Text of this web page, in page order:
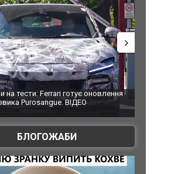
Вийшов трейлер нової екранізації легендарного
фільму "Афера Томаса Крауна"
БЛОГОЖАБИ